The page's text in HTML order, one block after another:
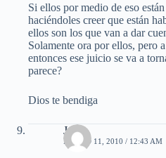
Si ellos por medio de eso
haciéndoles creer que están
ellos son los que van a dar
Solamente ora por ellos, pero
entonces ese juicio se va a
parece?
Dios te bendiga
Juan
MARZO 11, 2010 / 12:43 AM